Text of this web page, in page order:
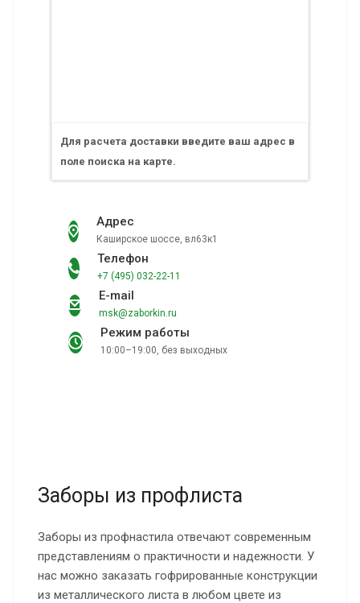
Для расчета доставки введите ваш адрес в
поле поиска на карте.
Адрес
Каширское шоссе, вл63к1
Телефон
+7 (495) 032-22-11
E-mail
msk@zaborkin.ru
Режим работы
10:00–19:00, без выходных
Заборы из профлиста
Заборы из профнастила отвечают современным
представлениям о практичности и надежности. У
нас можно заказать гофрированные конструкции
из металлического листа в любом цвете из